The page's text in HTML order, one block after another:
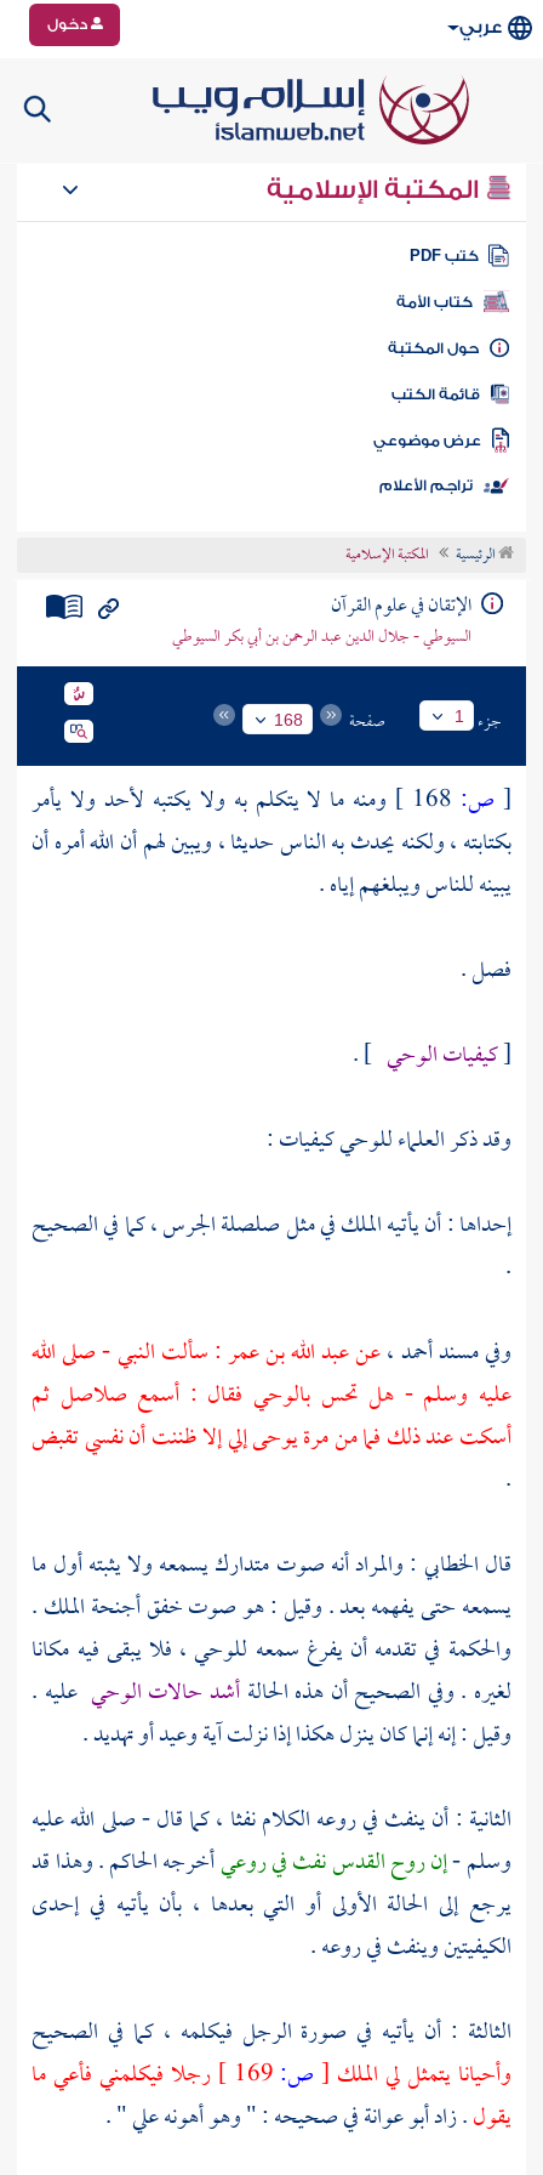
عربي دخول
المكتبة الإسلامية
كتب PDF
كتاب الأمة
المكتبة
الكتب
موضوعي
تراجم الأعلام
الرئيسية المكتبة الإسلامية
الإتقان في علوم القرآن
السيوطي - جلال الدين عبد الرحمن بن أبي بكر السيوطي
جزء 1 صفحة 168
[ ص:
ومنه ما لا يتكلم به ولا يكتبه لأحد ولا يأمر
بكتابته ، ولكنه يحدث به الناس حديثا ، ويبين لهم أن الله أمره أن
يبينه للناس ويبلغهم إياه .
فصل .
[كيفيات الوحي ] .
وقد ذكر العلماء للوحي كيفيات :
إحداها : أن يأتيه الملك في مثل صلصلة الجرس ، كما في الصحيح
.
وفي مسندأحمد ،عنعبد الله بن عمر: سألت النبي - صلى الله
عليه وسلم - هل تحس بالوحي فقال : أسمع صلاصل ثم
أسكت عند ذلك فما من مرة يوحى إلي إلا ظننت أن نفسي تقبض
.
قالالخطابي : والمراد أنه صوت متدارك يسمعه ولا يثبته أول ما
يسمعه حتى يفهمه بعد . وقيل : هو صوت خفق أجنحة الملك .
والحكمة في تقدمه أن يفرغ سمعه للوحي ، فلا يبقى فيه مكانا
لغيره . وفي الصحيح أن هذه الحالةأشد حالات الوحي عليه .
وقيل : إنه إنما كان ينزل هكذا إذا نزلت آية وعيد أو تهديد .
الثانية : أن ينفث في روعه الكلام نفثا ، كما قال - صلى الله عليه
وسلم -إن روح القدس نفث في روعيأخرجهالحاكم. وهذا قد
يرجع إلى الحالة الأولى أو التي بعدها ، بأن يأتيه في إحدى
الكيفيتين وينفث في روعه .
الثالثة : أن يأتيه في صورة الرجل فيكلمه ، كما في الصحيح
وأحيانا يتمثل لي الملك [ص:
رجلا فيكلمني فأعي ما
يقول. زادأبو عوانةفي صحيحه : " وهو أهونه علي " .